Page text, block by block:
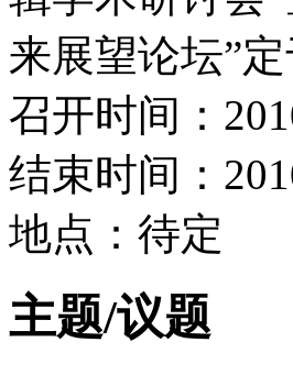
来展望论坛”
召开时间：
结束时间：
地点：待定
主题/议题